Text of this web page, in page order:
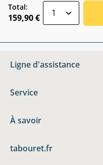
Total:
159,90 €
Ligne d'assistance
Service
À savoir
tabouret.fr